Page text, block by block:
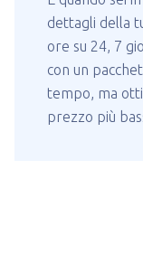
dettagli della
ore su 24, 7
con un
tempo, ma
prezzo più